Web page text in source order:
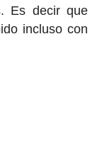
Es decir que
incluso con